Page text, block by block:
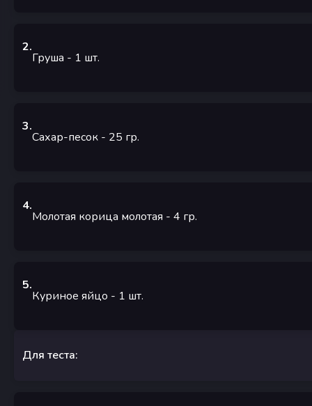
2.
Груша - 1 шт.
3.
Сахар-песок - 25 гр.
4.
Молотая корица молотая - 4 гр.
5.
Куриное яйцо - 1 шт.
Для теста: